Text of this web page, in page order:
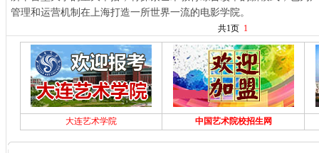
管理和运营机制在上海打造一所世界一流的电影学院。
共1页 1
大连艺术学院 中国艺术院校招生网